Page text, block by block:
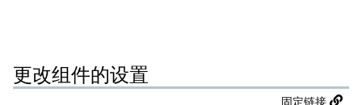
更改组件的设置
固定链接